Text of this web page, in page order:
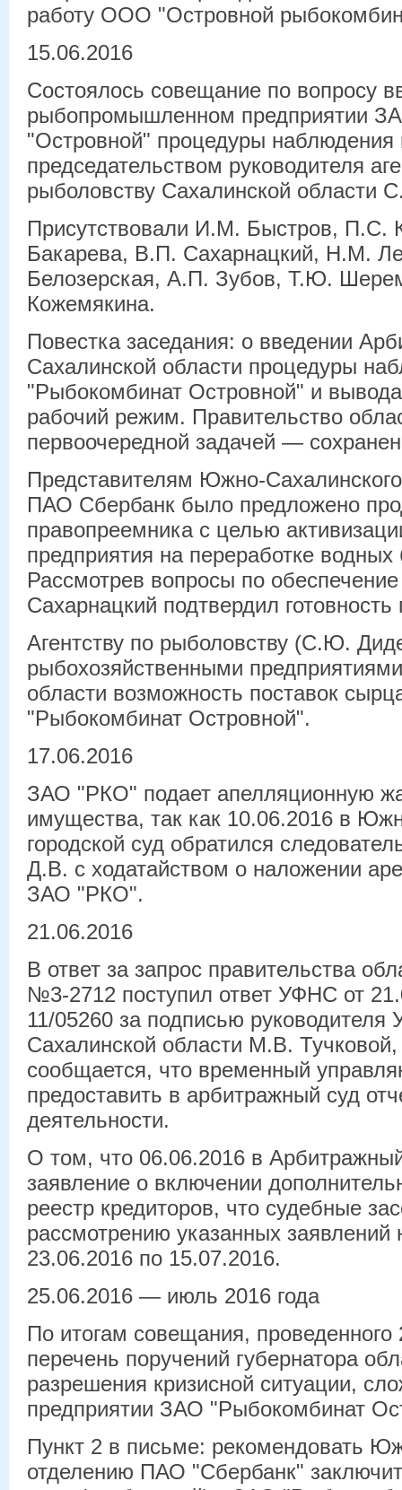
работу ООО "Островной
15.06.2016
Состоялось совещание по вопросу
рыбопромышленном предприятии
"Островной" процедуры наблюдения
председательством руководителя
рыболовству Сахалинской области
Присутствовали И.М. Быстров, П.С.
Бакарева, В.П. Сахарнацкий, Н.М.
Белозерская, А.П. Зубов, Т.Ю.
Кожемякина.
Повестка заседания: о введении
Сахалинской области процедуры
"Рыбокомбинат Островной" и
рабочий режим. Правительство
первоочередной задачей —
Представителям Южно-
ПАО Сбербанк было предложено
правопреемника с целью
предприятия на переработке водных
Рассмотрев вопросы по
Сахарнацкий подтвердил готовность
Агентству по рыболовству (С.Ю.
рыбохозяйственными
области возможность поставок
"Рыбокомбинат Островной".
17.06.2016
ЗАО "РКО" подает апелляционную
имущества, так как 10.06.2016 в
городской суд обратился
Д.В. с ходатайством о наложении
ЗАО "РКО".
21.06.2016
В ответ за запрос правительства
№3-2712 поступил ответ УФНС от
11/05260 за подписью
Сахалинской области М.В.
сообщается, что временный
предоставить в арбитражный суд
деятельности.
О том, что 06.06.2016 в
заявление о включении
реестр кредиторов, что судебные
рассмотрению указанных заявлений
23.06.2016 по 15.07.2016.
25.06.2016 — июль 2016 года
По итогам совещания, проведенного
перечень поручений губернатора
разрешения кризисной ситуации,
предприятии ЗАО "Рыбокомбинат
Пункт 2 в письме: рекомендовать
отделению ПАО "Сбербанк"